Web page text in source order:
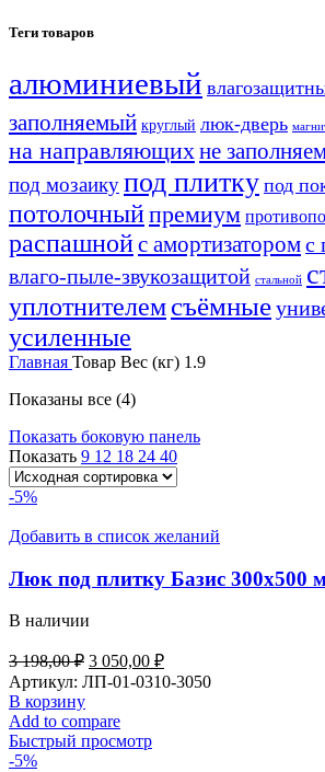
Теги товаров
алюминиевый
заполняемый круглый люк-дверь
на направляющихне
под мозаикупод плитку под
потолочныйпремиум
распашнойс амортизаторомс
влаго-пыле-звукозащитой стальной
уплотнителемсъёмные
усиленные
Главная Товар Вес (кг) 1.9
Показаны все (4)
Показать боковую панель
Показать 9 12 18 24 40
-5%
Добавить в список желаний
Люк под плитку Базис 300х500
В наличии
3 198,00₽ 3 050,00 ₽
Артикул: ЛП-01-0310-3050
В корзину
Add to compare
Быстрый просмотр
-5%